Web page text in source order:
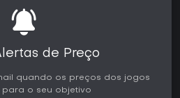
de Preço
quando os preços dos jogos
para o seu objetivo